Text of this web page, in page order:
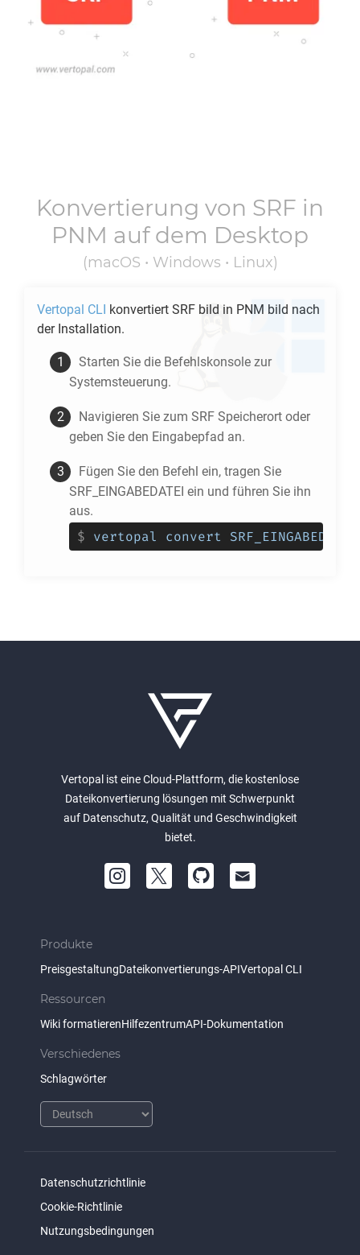
Konvertierung von SRF in
PNM auf dem Desktop
(macOS • Windows • Linux)
Vertopal CLI konvertiert SRF bild in PNM bild nach
der Installation.
Starten Sie die Befehlskonsole zur
Systemsteuerung.
Navigieren Sie zum SRF Speicherort oder
geben Sie den Eingabepfad an.
Fügen Sie den Befehl ein, tragen Sie
SRF_EINGABEDATEI ein und führen Sie ihn
aus.
$ vertopal convert
Vertopal ist eine Cloud-Plattform, die kostenlose
Dateikonvertierung lösungen mit Schwerpunkt
auf Datenschutz, Qualität und Geschwindigkeit
bietet.
Produkte
PreisgestaltungDateikonvertierungs-APIVertopal CLI
Ressourcen
Wiki formatierenHilfezentrumAPI-Dokumentation
Verschiedenes
Schlagwörter
Datenschutzrichtlinie
Cookie-Richtlinie
Nutzungsbedingungen